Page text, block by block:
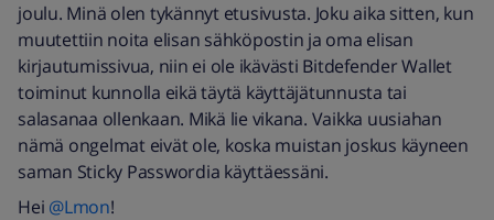
joulu. Minä olen tykännyt etusivusta. Joku aika sitten, kun
muutettiin noita elisan sähköpostin ja oma elisan
kirjautumissivua, niin ei ole ikävästi Bitdefender Wallet
toiminut kunnolla eikä täytä käyttäjätunnusta tai
salasanaa ollenkaan. Mikä lie vikana. Vaikka uusiahan
nämä ongelmat eivät ole, koska muistan joskus käyneen
saman Sticky Passwordia käyttäessäni.
Hei @Lmon!